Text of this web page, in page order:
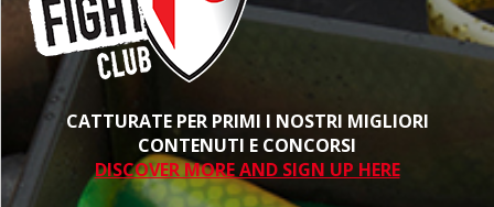
CATTURATE PER PRIMI I NOSTRI MIGLIORI
CONTENUTI E CONCORSI
DISCOVER MORE AND SIGN UP HERE